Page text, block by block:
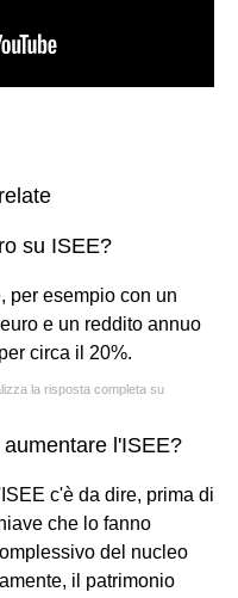
su ISEE?
per esempio con un
e un reddito annuo
circa il 20%.
la risposta completa su
l'ISEE?
c'è da dire, prima di
che lo fanno
del nucleo
il patrimonio